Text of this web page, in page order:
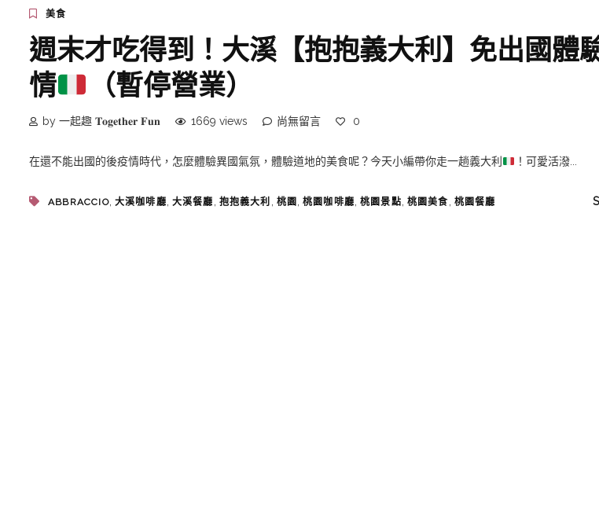
美食
週末才吃得到！大溪【抱抱義大利】免出國體
情
（暫停營業）
by 一起趣 𝐓𝐨𝐠𝐞𝐭𝐡𝐞𝐫 𝐅𝐮𝐧 1669 views 尚無留言 0
在還不能出國的後疫情時代，怎麼體驗異國氣氛，體驗道地的美食呢？今天小編帶你走一趟義大利 ！可愛活潑...
ABBRACCIO, 大溪咖啡廳, 大溪餐廳 , 抱抱義大利 , 桃園 ,桃園咖啡廳,桃園景點, 桃園美食 , 桃園餐廳